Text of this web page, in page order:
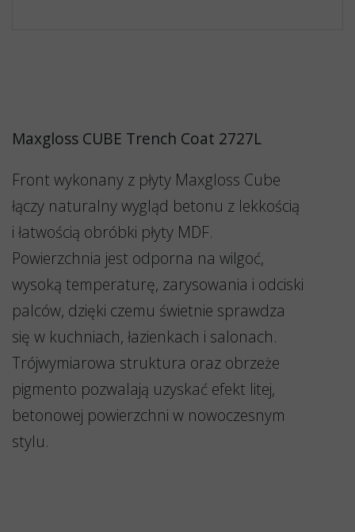
Maxgloss CUBE Trench Coat 2727L
Front wykonany z płyty Maxgloss Cube
łączy naturalny wygląd betonu z lekkością
i łatwością obróbki płyty MDF.
Powierzchnia jest odporna na wilgoć,
wysoką temperaturę, zarysowania i odciski
palców, dzięki czemu świetnie sprawdza
się w kuchniach, łazienkach i salonach.
Trójwymiarowa struktura oraz obrzeże
pigmento pozwalają uzyskać efekt litej,
betonowej powierzchni w nowoczesnym
stylu.